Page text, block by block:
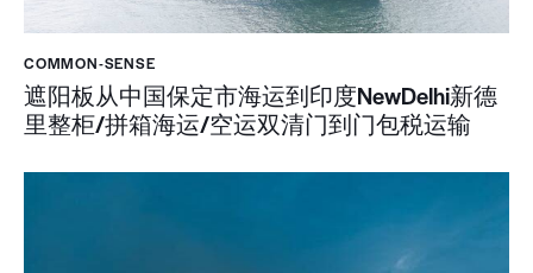
COMMON-SENSE
遮阳板从中国保定市海运到印度NewDelhi新德
里整柜/拼箱海运/空运双清门到门包税运输